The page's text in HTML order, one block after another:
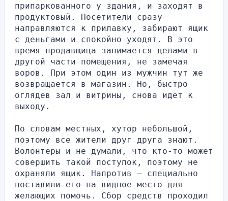
припаркованного у здания, и заходят в
продуктовый. Посетители сразу
направляются к прилавку, забирают ящик
с деньгами и спокойно уходят. В это
время продавщица занимается делами в
другой части помещения, не замечая
воров. При этом один из мужчин тут же
возвращается в магазин. Но, быстро
оглядев зал и витрины, снова идет к
выходу.
По словам местных, хутор небольшой,
поэтому все жители друг друга знают.
Волонтеры и не думали, что кто-то может
совершить такой поступок, поэтому не
охраняли ящик. Напротив — специально
поставили его на видное место для
желающих помочь. Сбор средств проходил